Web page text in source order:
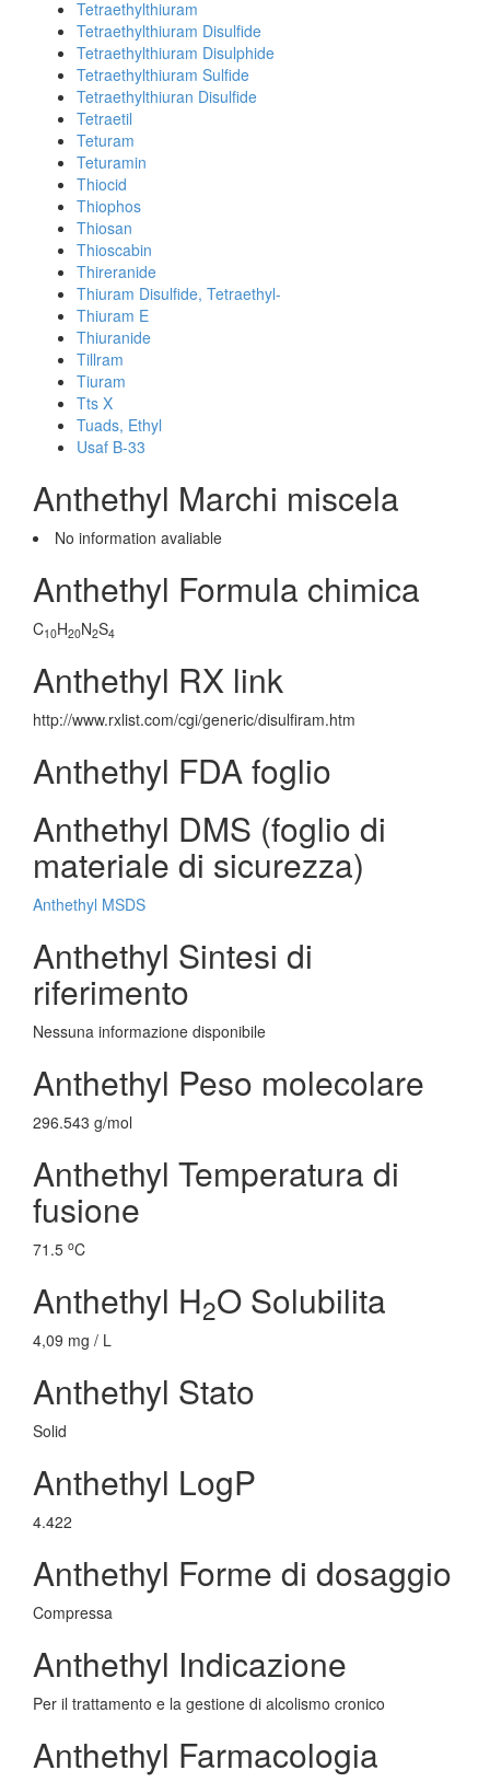
Tetraethylthiuram
Tetraethylthiuram Disulfide
Tetraethylthiuram Disulphide
Tetraethylthiuram Sulfide
Tetraethylthiuran Disulfide
Tetraetil
Teturam
Teturamin
Thiocid
Thiophos
Thiosan
Thioscabin
Thireranide
Thiuram Disulfide, Tetraethyl-
Thiuram E
Thiuranide
Tillram
Tiuram
Tts X
Tuads, Ethyl
Usaf B-33
Anthethyl Marchi miscela
No information avaliable
Anthethyl Formula chimica
C10H20N2S4
Anthethyl RX link
http://www.rxlist.com/cgi/generic/disulfiram.htm
Anthethyl FDA foglio
Anthethyl DMS (foglio di
materiale di sicurezza)
Anthethyl MSDS
Anthethyl Sintesi di
riferimento
Nessuna informazione disponibile
Anthethyl Peso molecolare
296.543 g/mol
Anthethyl Temperatura di
fusione
71.5 oC
Anthethyl H2O Solubilita
4,09 mg / L
Anthethyl Stato
Solid
Anthethyl LogP
4.422
Anthethyl Forme di dosaggio
Compressa
Anthethyl Indicazione
Per il trattamento e la gestione di alcolismo cronico
Anthethyl Farmacologia